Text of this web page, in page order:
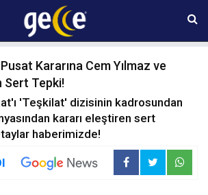
AĞUSTOS Perşembe 04:32
Kararına Cem Yılmaz ve
Sert Tepki!
'Teşkilat' dizisinin kadrosundan
kararı eleştiren sert
haberimizde!